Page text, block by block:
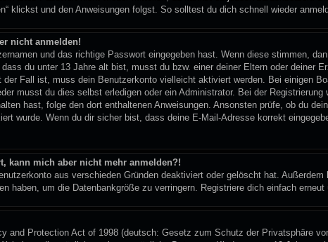
klickst und den Anweisungen folgst. So solltest du dich schnell wieder
nicht anmelden!
und das richtige Passwort eingegeben hast. Wenn diese stimmen,
du unter 13 Jahre alt bist, musst du bzw. einer deiner Eltern oder deiner
Fall ist, muss dein Benutzerkonto vielleicht aktiviert werden. Bei einigen
musst du dies selbst erledigen oder ein Administrator. Bei der
hast, folge den dort enthaltenen Anweisungen. Ansonsten prüfe, ob du
wurde. Wenn du dir sicher bist, dass deine E-Mail-Adresse korrekt
kann mich aber nicht mehr anmelden?!
aus verschieden Gründen deaktiviert oder gelöscht hat.
haben, um die Datenbankgröße zu verringern. Registriere dich einfach
and Protection Act of 1998 (deutsch: Gesetz zum Schutz der Privatsphäre